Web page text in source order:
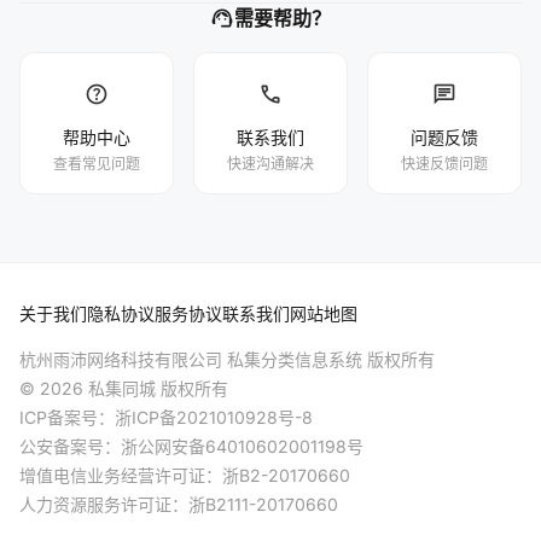
support_agent需要帮助？
help
帮助中心
查看常见问题
phone
联系我们
快速沟通解决
chat
问题反馈
快速反馈问题
关于我们隐私协议服务协议联系我们网站地图
杭州雨沛网络科技有限公司 私集分类信息系统 版权所有
© 2026 私集同城 版权所有
ICP备案号： 浙ICP备2021010928号-8
公安备案号： 浙公网安备64010602001198号
增值电信业务经营许可证：浙B2-20170660
人力资源服务许可证：浙B2111-20170660